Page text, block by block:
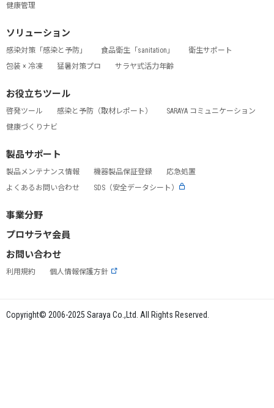
健康管理
ソリューション
感染対策「感染と予防」 食品衛生「sanitation」
衛生サポート
包装 × 冷凍
猛暑対策プロ サラヤ式活力年齢
お役立ちツール
啓発ツール 感染と予防（取材レポート）
SARAYA コミュニケーション
健康づくりナビ
製品サポート
製品メンテナンス情報 機器製品保証登録
応急処置
よくあるお問い合わせ
SDS（安全データシート）
事業分野
プロサラヤ会員
お問い合わせ
利用規約 個人情報保護方針
Copyright© 2006-2025 Saraya Co.,Ltd. All Rights Reserved.